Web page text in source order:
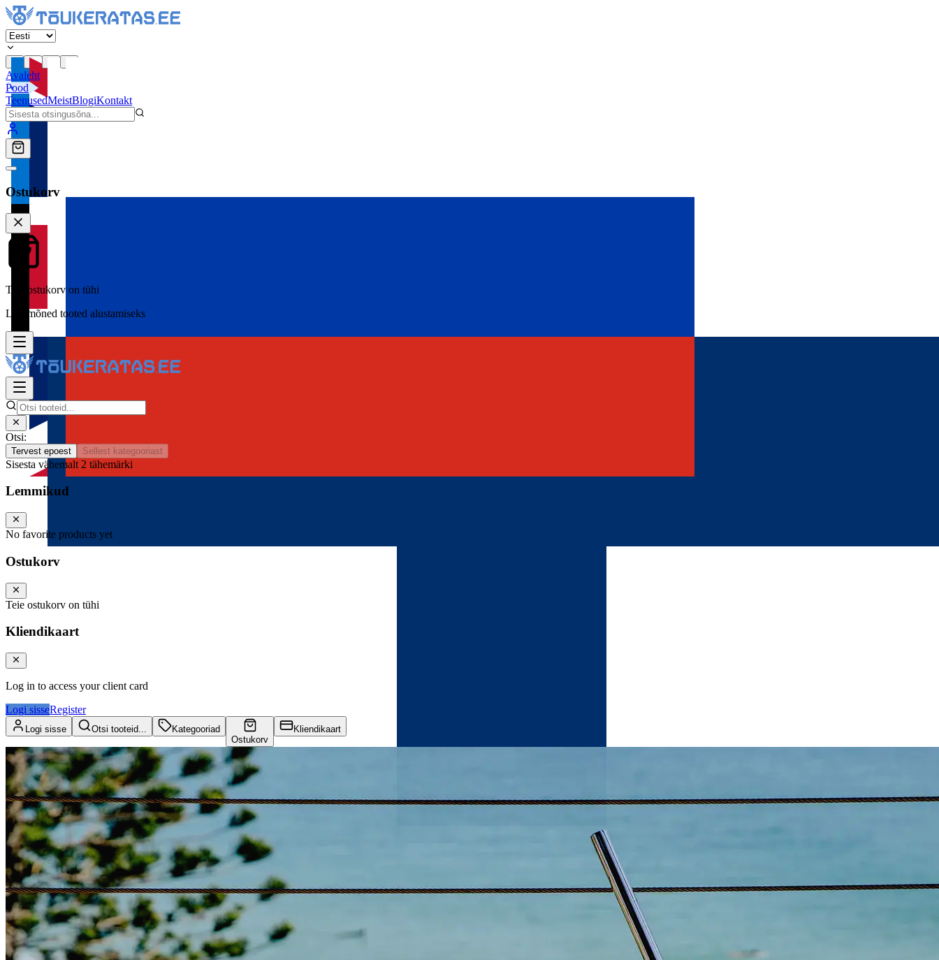
Avaleht
Pood
TeenusedMeistBlogiKontakt
Ostukorv
Teie ostukorv on tühi
Lisa mõned tooted alustamiseks
Otsi:
Tervest epoest Sellest kategooriast
Sisesta vähemalt 2 tähemärki
Lemmikud
No favorite products yet
Ostukorv
Teie ostukorv on tühi
Kliendikaart
Log in to access your client card
Logi sisseRegister
Logi sisse Otsi tooteid...
Kategooriad
Ostukorv
Kliendikaart